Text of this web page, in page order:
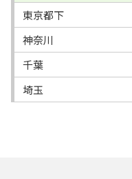
東京都下
神奈川
千葉
埼玉